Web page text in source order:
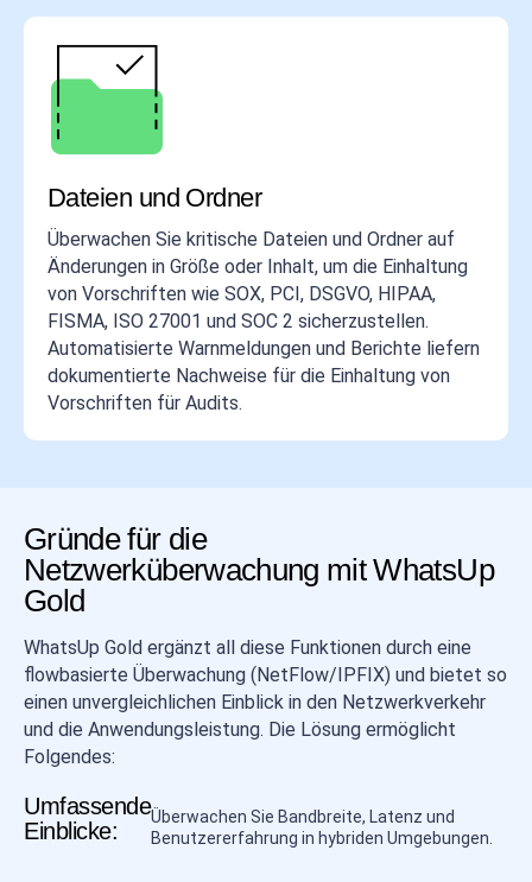
Dateien und Ordner
Überwachen Sie kritische Dateien und Ordner auf
Änderungen in Größe oder Inhalt, um die Einhaltung
von Vorschriften wie SOX, PCI, DSGVO, HIPAA,
FISMA, ISO 27001 und SOC 2 sicherzustellen.
Automatisierte Warnmeldungen und Berichte liefern
dokumentierte Nachweise für die Einhaltung von
Vorschriften für Audits.
Gründe für die
Netzwerküberwachung mit WhatsUp
Gold
WhatsUp Gold ergänzt all diese Funktionen durch eine
flowbasierte Überwachung (NetFlow/IPFIX) und bietet so
einen unvergleichlichen Einblick in den Netzwerkverkehr
und die Anwendungsleistung. Die Lösung ermöglicht
Folgendes:
Umfassende
Einblicke:
Überwachen Sie Bandbreite, Latenz und
Benutzererfahrung in hybriden Umgebungen.